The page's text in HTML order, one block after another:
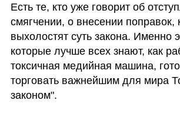
Есть те, кто уже говорит об
смягчении, о внесении поправок,
выхолостят суть закона. Именно
которые лучше всех знают, как
токсичная медийная машина,
торговать важнейшим для мира
законом".